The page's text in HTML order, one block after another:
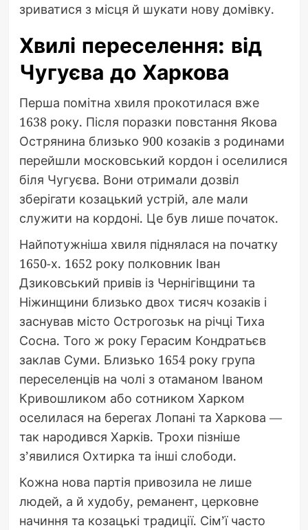
зриватися з місця й шукати нову домівку.
Хвилі переселення: від
Чугуєва до Харкова
Перша помітна хвиля прокотилася вже
1638 року. Після поразки повстання Якова
Острянина близько 900 козаків з родинами
перейшли московський кордон і оселилися
біля Чугуєва. Вони отримали дозвіл
зберігати козацький устрій, але мали
служити на кордоні. Це був лише початок.
Найпотужніша хвиля піднялася на початку
1650-х. 1652 року полковник Іван
Дзиковський привів із Чернігівщини та
Ніжинщини близько двох тисяч козаків і
заснував місто Острогозьк на річці Тиха
Сосна. Того ж року Герасим Кондратьєв
заклав Суми. Близько 1654 року група
переселенців на чолі з отаманом Іваном
Кривошликом або сотником Харком
оселилася на берегах Лопані та Харкова —
так народився Харків. Трохи пізніше
з’явилися Охтирка та інші слободи.
Кожна нова партія привозила не лише
людей, а й худобу, реманент, церковне
начиння та козацькі традиції. Сім’ї часто